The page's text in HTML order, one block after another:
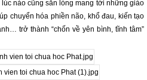
nào cũng sẵn lòng mang tới những giáo
chuyển hóa phiền não, khổ đau, kiến tạo
trở thành “chốn về yên bình, tĩnh tâm”